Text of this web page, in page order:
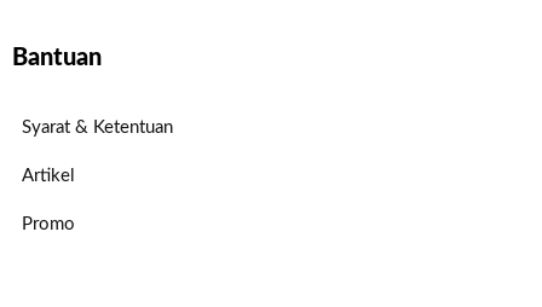
Bantuan
Syarat & Ketentuan
Artikel
Promo